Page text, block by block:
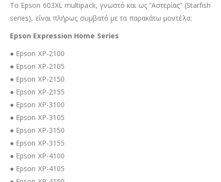
Το Epson 603XL multipack, γνωστό και ως “Αστερίας” (Starfish
series), είναι πλήρως συμβατό με τα παρακάτω μοντέλα:
Epson Expression Home Series
● Epson XP-2100
● Epson XP-2105
● Epson XP-2150
● Epson XP-2155
● Epson XP-3100
● Epson XP-3105
● Epson XP-3150
● Epson XP-3155
● Epson XP-4100
● Epson XP-4105